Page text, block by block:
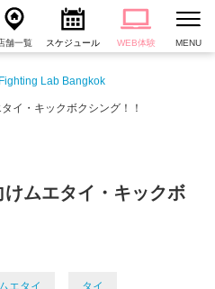
舗一覧 スケジュール WEB体験 MENU
Fighting Lab Bangkok
イ・キックボクシング！！
ムエタイ・キックボ